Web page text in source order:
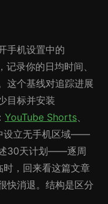
手机设置中的
录你的日均时间、
这个基线对追踪进展
目标并安装
YouTube Shorts、
设立无手机区域——
30天计划——逐周
，回来看这篇文章
快消退。结构是区分